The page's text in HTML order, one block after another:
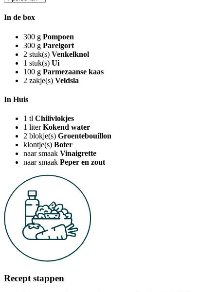
In de box
300 g Pompoen
300 g Parelgort
2 stuk(s) Venkelknol
1 stuk(s) Ui
100 g Parmezaanse kaas
2 zakje(s) Veldsla
In Huis
1 tl Chilivlokjes
1 liter Kokend water
2 blokje(s) Groentebouillon
klontje(s) Boter
naar smaak Vinaigrette
naar smaak Peper en zout
Recept stappen